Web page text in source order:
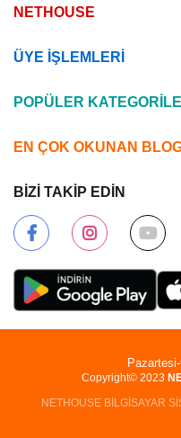
NETHOUSE
ÜYE İŞLEMLERİ
POPÜLER
EN ÇOK OKUNAN
BİZİ TAKİP EDİN
Copyright© 2023
NETHOUSE BİLGİSAYAR